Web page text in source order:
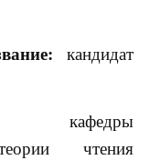
кандидат
чтения